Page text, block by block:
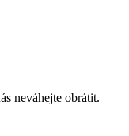
neváhejte obrátit.